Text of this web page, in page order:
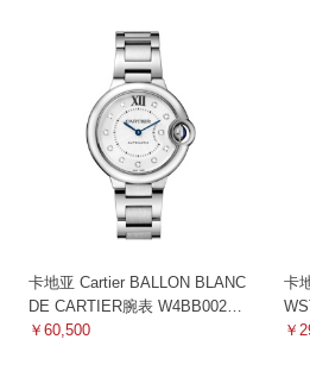
卡地亚 Cartier BALLON BLANC
DE CARTIER腕表 W4BB0021
机械
￥60,500
卡
￥